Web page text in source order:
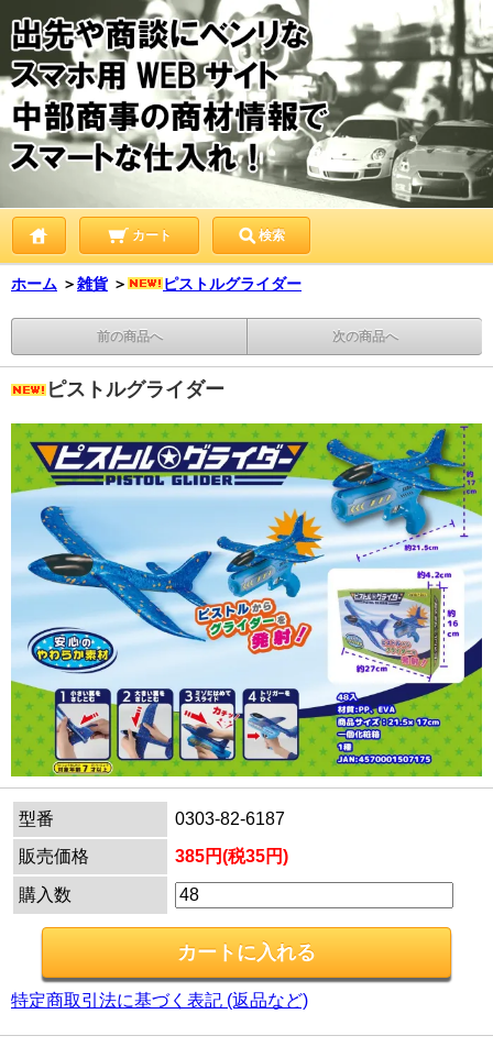
カート 検索
ホーム ＞雑貨 ＞ ピストルグライダー
前の商品へ 次の商品へ
ピストルグライダー
型番
0303-82-6187
販売価格
385円(税35円)
購入数
特定商取引法に基づく表記 (返品など)